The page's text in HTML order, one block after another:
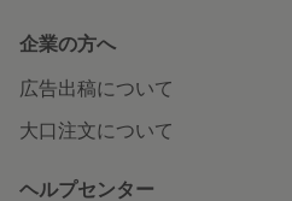
企業の方へ
広告出稿について
大口注文について
ヘルプセンター